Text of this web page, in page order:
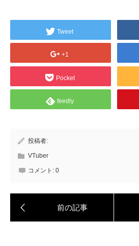
Tweet
+1
Pocket
feedly
投稿者:
VTuber
コメント: 0